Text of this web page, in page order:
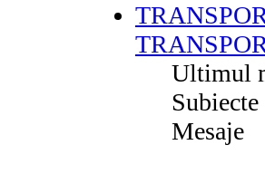
Ultimul
Subiecte
Mesaje